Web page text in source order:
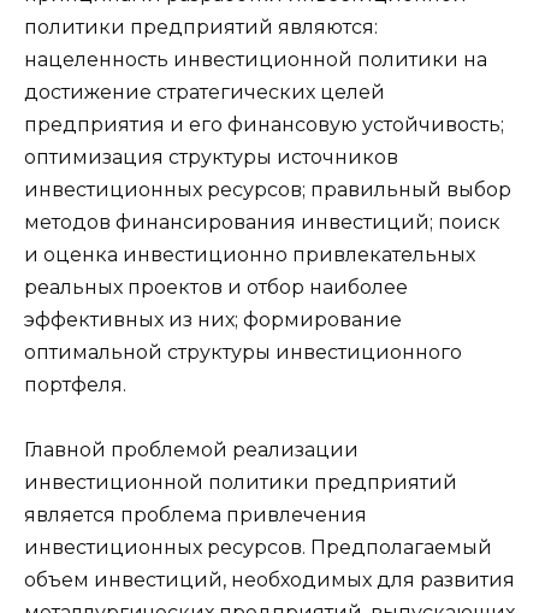
политики предприятий являются:
нацеленность инвестиционной политики на
достижение стратегических целей
предприятия и его финансовую устойчивость;
оптимизация структуры источников
инвестиционных ресурсов; правильный выбор
методов финансирования инвестиций; поиск
и оценка инвестиционно привлекательных
реальных проектов и отбор наиболее
эффективных из них; формирование
оптимальной структуры инвестиционного
портфеля.
Главной проблемой реализации
инвестиционной политики предприятий
является проблема привлечения
инвестиционных ресурсов. Предполагаемый
объем инвестиций, необходимых для развития